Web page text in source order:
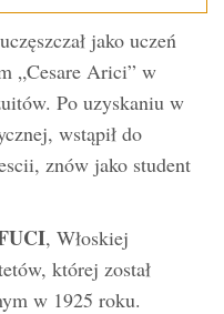
jako uczeń
„Cesare Arici” w
Po uzyskaniu w
wstąpił do
znów jako student
, Włoskiej
której został
w 1925 roku.